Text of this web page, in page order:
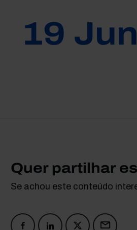
19
Quer partilhar
Se achou este conteúdo